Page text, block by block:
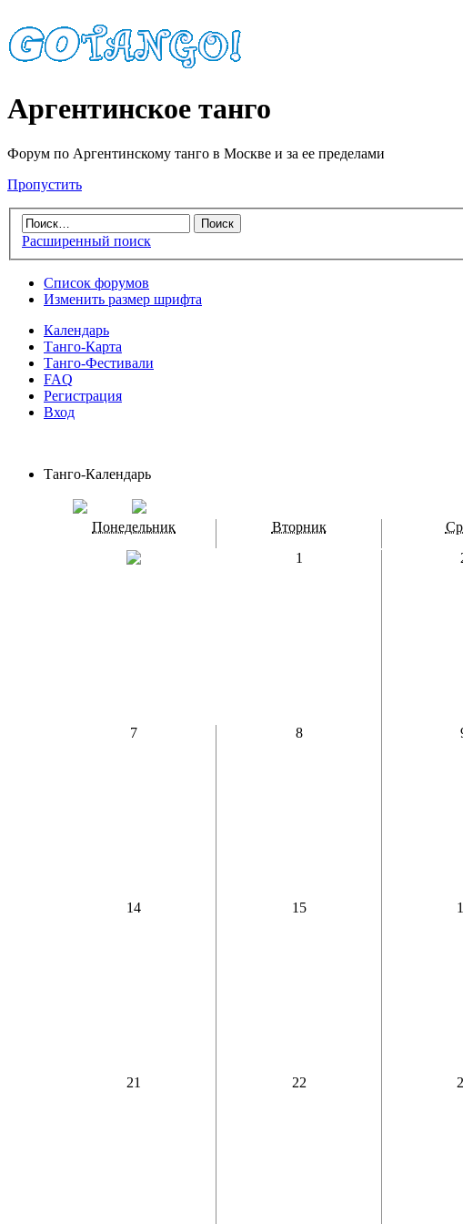
Аргентинское танго
Форум по Аргентинскому танго в Москве и за ее пределами
Пропустить
Расширенный поиск
Список форумов
Изменить размер шрифта
Календарь
Танго-Карта
Танго-Фестивали
FAQ
Регистрация
Вход
Танго-Календарь
Понедельник
Вторник
1
7 8
14 15
21 22